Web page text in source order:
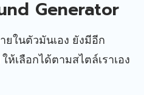
Generator
ในตัวมันเอง ยังมีอีก
ให้เลือกได้ตามสไตล์เราเอง